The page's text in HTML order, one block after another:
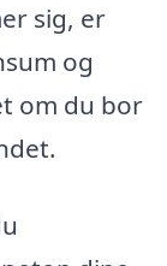
sig, er
og
om du bor